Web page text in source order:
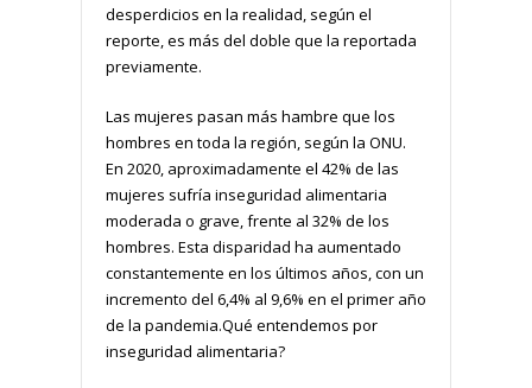
desperdicios en la realidad, según el
reporte, es más del doble que la reportada
previamente.
Las mujeres pasan más hambre que los
hombres en toda la región, según la ONU.
En 2020, aproximadamente el 42% de las
mujeres sufría inseguridad alimentaria
moderada o grave, frente al 32% de los
hombres. Esta disparidad ha aumentado
constantemente en los últimos años, con un
incremento del 6,4% al 9,6% en el primer año
de la pandemia.Qué entendemos por
inseguridad alimentaria?